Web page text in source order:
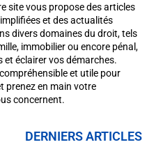
site vous propose des articles
et des actualités
divers domaines du droit, tels
immobilier ou encore pénal,
éclairer vos démarches.
et utile pour
prenez en main votre
concernent.
DERNIERS ARTICLES